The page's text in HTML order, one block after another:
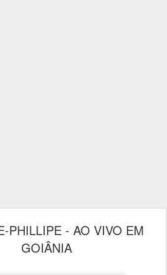
PHILLIPE - AO VIVO EM
GOIÂNIA